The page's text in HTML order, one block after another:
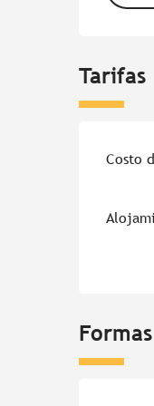
Tarifas
Tarifas
Costo